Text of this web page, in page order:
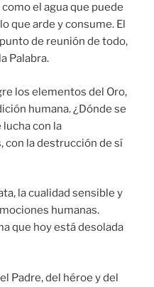
el agua que puede
que arde y consume. El
de reunión de todo,
Palabra.
los elementos del Oro,
humana. ¿Dónde se
con la
con la destrucción de sí
la cualidad sensible y
humanas.
que hoy está desolada
Padre, del héroe y del